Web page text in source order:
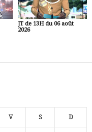
JT de 13H du 06 août
2026
V S D